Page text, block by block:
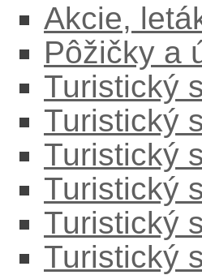
Akcie,
Pôžičky a
Turistický
Turistický
Turistický
Turistický
Turistický
Turistický